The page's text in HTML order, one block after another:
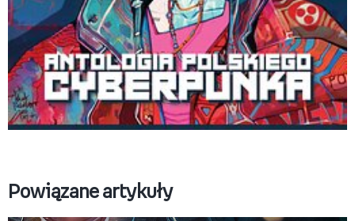
Powiązane artykuły